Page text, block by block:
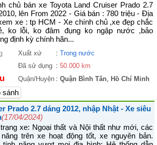
chủ bán xe Toyota Land Cruiser Prado 2.7
lên From 2022 - Giá bán : 780 triệu - Địa
xe : tp HCM - Xe chính chủ ,xe đẹp chắc
ko lỗi, ko đâm đụng ko ngập nước ,bảo
định kỳ chính hãn...
Xuất xứ : Trong nước
Đã sử dụng : 50.000 km
Quận/Huyện : Quận Bình Tân, Hồ Chí Minh
sánh
Prado 2.7 dáng 2012, nhập Nhật - Xe siêu
(17/04/2024)
xe: Ngoại thất và Nội thất như mới, các
trên xe hoạt động tốt, xe nguyên bản.